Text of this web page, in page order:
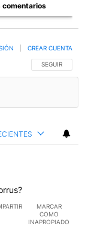
comentarios
SIGA ESTA
SEGUIR
CREAR CUENTA
MARCAR
COMO
INAPROPIADO